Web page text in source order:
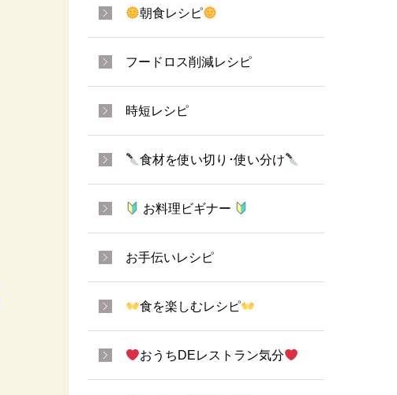
朝食レシピ
フードロス削減レシピ
時短レシピ
食材を使い切り･使い分け
お料理ビギナー
お手伝いレシピ
食を楽しむレシピ
おうちDEレストラン気分